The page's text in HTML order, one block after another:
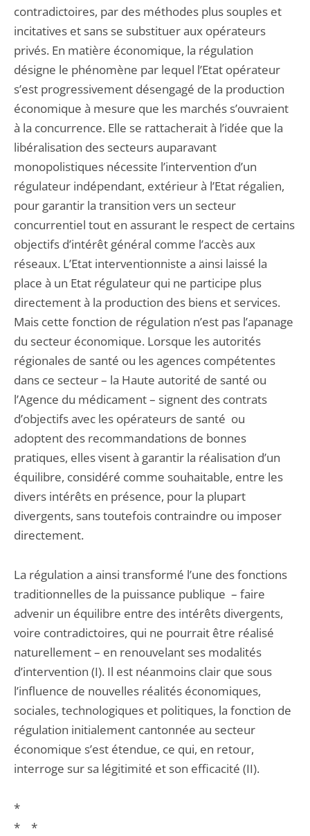
contradictoires, par des méthodes plus souples et
incitatives et sans se substituer aux opérateurs
privés. En matière économique, la régulation
désigne le phénomène par lequel l’Etat opérateur
s’est progressivement désengagé de la production
économique à mesure que les marchés s’ouvraient
à la concurrence. Elle se rattacherait à l’idée que la
libéralisation des secteurs auparavant
monopolistiques nécessite l’intervention d’un
régulateur indépendant, extérieur à l’Etat régalien,
pour garantir la transition vers un secteur
concurrentiel tout en assurant le respect de certains
objectifs d’intérêt général comme l’accès aux
réseaux. L’Etat interventionniste a ainsi laissé la
place à un Etat régulateur qui ne participe plus
directement à la production des biens et services.
Mais cette fonction de régulation n’est pas l’apanage
du secteur économique. Lorsque les autorités
régionales de santé ou les agences compétentes
dans ce secteur – la Haute autorité de santé ou
l’Agence du médicament – signent des contrats
d’objectifs avec les opérateurs de santé ou
adoptent des recommandations de bonnes
pratiques, elles visent à garantir la réalisation d’un
équilibre, considéré comme souhaitable, entre les
divers intérêts en présence, pour la plupart
divergents, sans toutefois contraindre ou imposer
directement.
La régulation a ainsi transformé l’une des fonctions
traditionnelles de la puissance publique – faire
advenir un équilibre entre des intérêts divergents,
voire contradictoires, qui ne pourrait être réalisé
naturellement – en renouvelant ses modalités
d’intervention (I). Il est néanmoins clair que sous
l’influence de nouvelles réalités économiques,
sociales, technologiques et politiques, la fonction de
régulation initialement cantonnée au secteur
économique s’est étendue, ce qui, en retour,
interroge sur sa légitimité et son efficacité (II).
*
* *